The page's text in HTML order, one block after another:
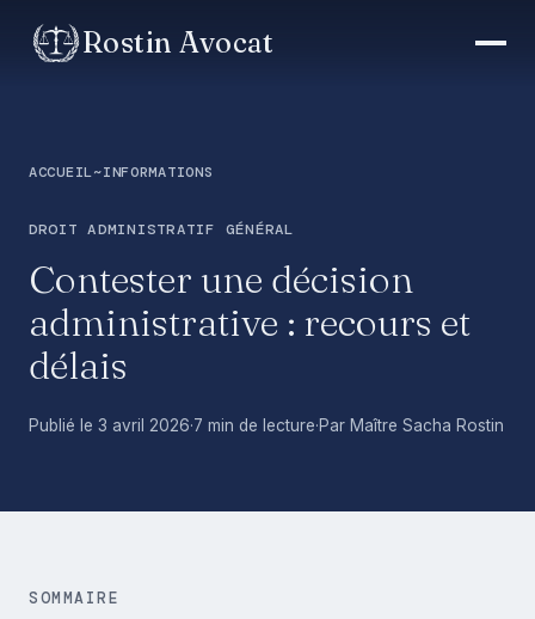
Rostin Avocat
ACCUEIL~INFORMATIONS
DROIT ADMINISTRATIF GÉNÉRAL
Contester une décision
administrative : recours et
délais
Publié le 3 avril 2026·7 min de lecture·Par Maître Sacha Rostin
SOMMAIRE